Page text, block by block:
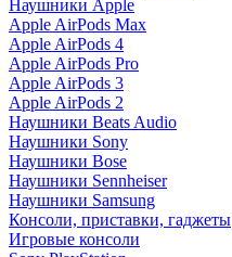
Наушники Apple
Apple AirPods Max
Apple AirPods 4
Apple AirPods Pro
Apple AirPods 3
Apple AirPods 2
Наушники Beats Audio
Наушники Sony
Наушники Bose
Наушники Sennheiser
Наушники Samsung
Консоли, приставки, гаджеты
Игровые консоли